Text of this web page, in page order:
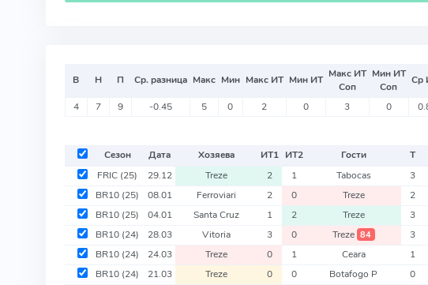
В Н П Ср. разница Макс Мин Макс ИТ Мин ИТ Макс ИТ
Соп
Мин ИТ
Соп
Ср
4 7 9 -0.45 5 0 2 0 3 0
Сезон Дата Хозяева ИТ1 ИТ2 Гости Т
FRIC (25) 29.12 Treze 2 1 Tabocas 3
BR10 (25) 08.01 Ferroviari 2 0 Treze 2
BR10 (25) 04.01 Santa Cruz 1 2 Treze 3
BR10 (24) 28.03 Vitoria 3 0 Treze 84 3
BR10 (24) 24.03 Treze 0 1 Ceara 1
BR10 (24) 21.03 Treze 0 0 Botafogo P 0